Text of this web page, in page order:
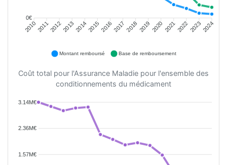
0€
20102011201220132014201520162017 2018 2019 2020 2021202220232024
Montant remboursé Base de remboursement
Coût total pour l'Assurance Maladie pour l'ensemble des
conditionnements du médicament
3.14M€
2.36M€
1.57M€